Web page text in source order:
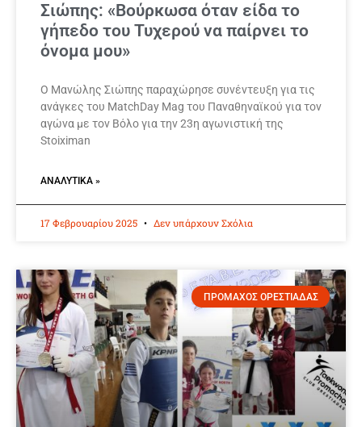
Σιώπης: «Βούρκωσα όταν είδα το
γήπεδο του Τυχερού να παίρνει το
όνομα μου»
Ο Μανώλης Σιώπης παραχώρησε συνέντευξη για τις
ανάγκες του MatchDay Mag του Παναθηναϊκού για τον
αγώνα με τον Βόλο για την 23η αγωνιστική της
Stoiximan
ΑΝΑΛΥΤΙΚΆ »
17 Φεβρουαρίου 2025 Δεν υπάρχουν Σχόλια
ΠΡΟΜΑΧΟΣ ΟΡΕΣΤΙΑΔΑΣ